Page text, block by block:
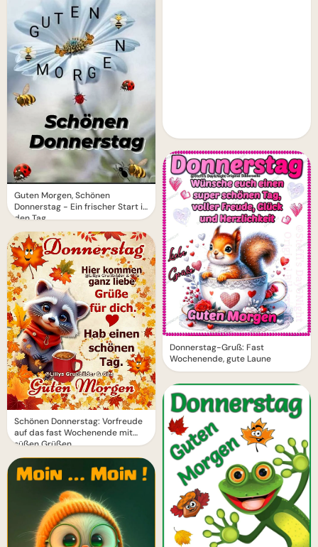
Guten Morgen, Schönen
Donnerstag - Ein frischer Start in
den Tag
Schönen Donnerstag: Vorfreude
auf das fast Wochenende mit
süßen Grüßen
Donnerstag-Gruß: Fast
Wochenende, gute Laune